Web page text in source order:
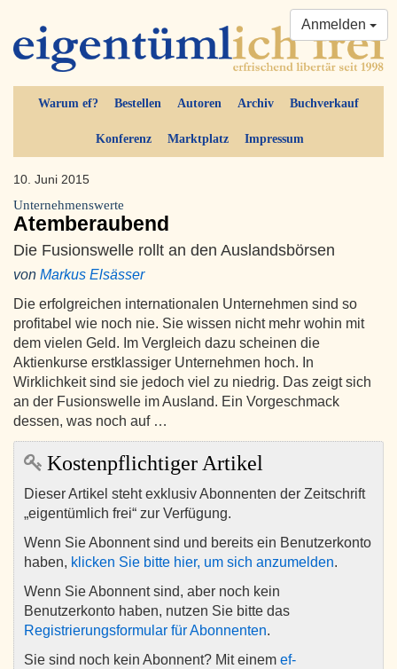
Warum ef? Bestellen Autoren Archiv Buchverkauf
Konferenz Marktplatz Impressum
Anmelden
10. Juni 2015
Unternehmenswerte
Atemberaubend
Die Fusionswelle rollt an den Auslandsbörsen
von Markus Elsässer
Die erfolgreichen internationalen Unternehmen sind so
profitabel wie noch nie. Sie wissen nicht mehr wohin mit
dem vielen Geld. Im Vergleich dazu scheinen die
Aktienkurse erstklassiger Unternehmen hoch. In
Wirklichkeit sind sie jedoch viel zu niedrig. Das zeigt sich
an der Fusionswelle im Ausland. Ein Vorgeschmack
dessen, was noch auf …
Kostenpflichtiger Artikel
Dieser Artikel steht exklusiv Abonnenten der Zeitschrift
„eigentümlich frei“ zur Verfügung.
Wenn Sie Abonnent sind und bereits ein Benutzerkonto
haben, klicken Sie bitte hier, um sich anzumelden.
Wenn Sie Abonnent sind, aber noch kein
Benutzerkonto haben, nutzen Sie bitte das
Registrierungsformular für Abonnenten.
Sie sind noch kein Abonnent? Mit einem ef-